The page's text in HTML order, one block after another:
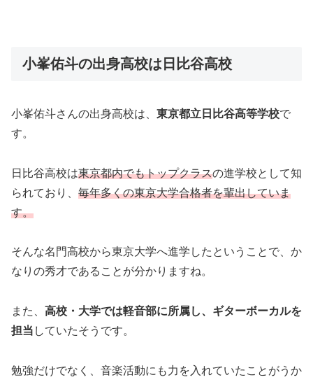
小峯佑斗の出身高校は日比谷高校
小峯佑斗さんの出身高校は、 東京都立日比谷高等学校で
す。
日比谷高校は東京都内でもトップクラスの進学校として知
られており、 毎年多くの東京大学合格者を輩出していま
す。
そんな名門高校から東京大学へ進学したということで、か
なりの秀才であることが分かりますね。
また、 高校・大学では軽音部に所属し、ギターボーカルを
担当 していたそうです。
勉強だけでなく、音楽活動にも力を入れていたことがうか